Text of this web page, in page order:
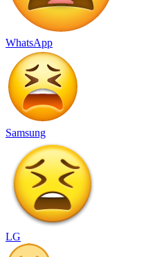
WhatsApp
Samsung
LG